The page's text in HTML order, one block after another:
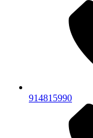
914815990